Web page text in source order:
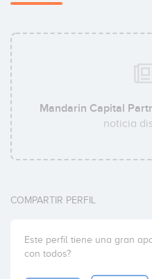
Mandarin Capital
noticia
COMPARTIR PERFIL
Este perfil tiene una gran
con todos?